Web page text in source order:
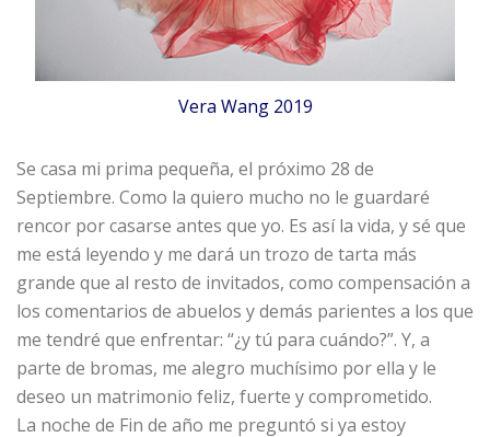
Vera Wang 2019
Se casa mi prima pequeña, el próximo 28 de
Septiembre. Como la quiero mucho no le guardaré
rencor por casarse antes que yo. Es así la vida, y sé que
me está leyendo y me dará un trozo de tarta más
grande que al resto de invitados, como compensación a
los comentarios de abuelos y demás parientes a los que
me tendré que enfrentar: “¿y tú para cuándo?”. Y, a
parte de bromas, me alegro muchísimo por ella y le
deseo un matrimonio feliz, fuerte y comprometido.
La noche de Fin de año me preguntó si ya estoy